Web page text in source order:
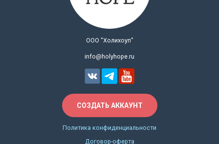
ООО "Холихоуп"
info@holyhope.ru
СОЗДАТЬ АККАУНТ
Политика конфиденциальности
Договор-оферта